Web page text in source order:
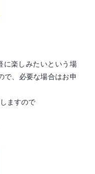
に楽しみたいという場
で、必要な場合はお申
ますので